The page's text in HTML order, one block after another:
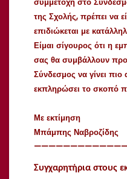
της Σχολής, πρέπει να
επιδιώκεται με
Είμαι σίγουρος ότι η
σας θα συμβάλλουν
Σύνδεσμος να γίνει πιο
εκπληρώσει το σκοπό
Με εκτίμηση
Μπάμπης Ναβροζίδης
Συγχαρητήρια στους